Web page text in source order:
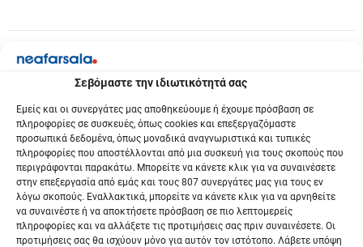
Σεβόμαστε την ιδιωτικότητά σας
Εμείς και οι συνεργάτες μας αποθηκεύουμε ή έχουμε πρόσβαση σε
πληροφορίες σε συσκευές, όπως cookies και επεξεργαζόμαστε
προσωπικά δεδομένα, όπως μοναδικά αναγνωριστικά και τυπικές
πληροφορίες που αποστέλλονται από μια συσκευή για τους σκοπούς που
περιγράφονται παρακάτω. Μπορείτε να κάνετε κλικ για να συναινέσετε
στην επεξεργασία από εμάς και τους 807 συνεργάτες μας για τους εν
λόγω σκοπούς. Εναλλακτικά, μπορείτε να κάνετε κλικ για να αρνηθείτε
να συναινέστε ή να αποκτήσετε πρόσβαση σε πιο λεπτομερείς
πληροφορίες και να αλλάξετε τις προτιμήσεις σας πριν συναινέσετε. Οι
προτιμήσεις σας θα ισχύουν μόνο για αυτόν τον ιστότοπο. Λάβετε υπόψη